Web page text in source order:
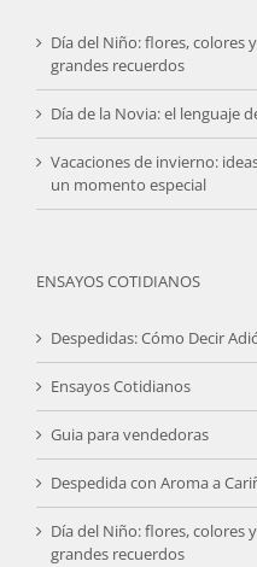
Día del Niño: flores, colores
grandes recuerdos
Día de la Novia: el lenguaje
Vacaciones de invierno:
un momento especial
ENSAYOS COTIDIANOS
Despedidas: Cómo Decir
Ensayos Cotidianos
Guia para vendedoras
Despedida con Aroma a
Día del Niño: flores, colores
grandes recuerdos